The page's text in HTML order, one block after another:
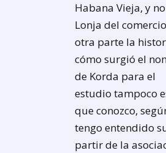
Habana Vieja, y
Lonja del
otra parte la
cómo surgió el
de Korda para el
estudio tampoco
que conozco,
tengo entendido
partir de la